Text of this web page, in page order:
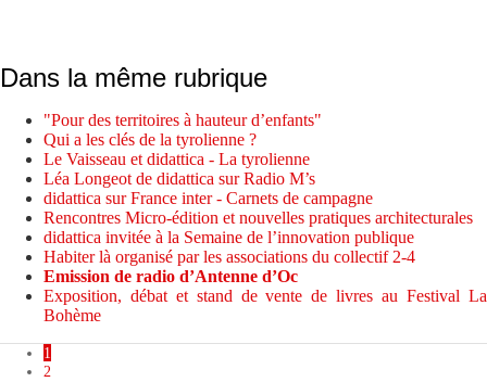
Dans la même rubrique
"Pour des territoires à hauteur d’enfants"
Qui a les clés de la tyrolienne ?
Le Vaisseau et didattica - La tyrolienne
Léa Longeot de didattica sur Radio M’s
didattica sur France inter - Carnets de campagne
Rencontres Micro-édition et nouvelles pratiques architecturales
didattica invitée à la Semaine de l’innovation publique
Habiter là organisé par les associations du collectif 2-4
Emission de radio d’Antenne d’Oc
Exposition, débat et stand de vente de livres au Festival La
Bohème
1
2